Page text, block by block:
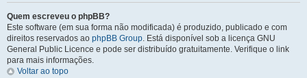
Quem escreveu o phpBB?
Este software (em sua forma não modificada) é produzido, publicado e com
direitos reservados ao phpBB Group. Está disponível sob a licença GNU
General Public Licence e pode ser distribuído gratuitamente. Verifique o link
para mais informações.
Voltar ao topo